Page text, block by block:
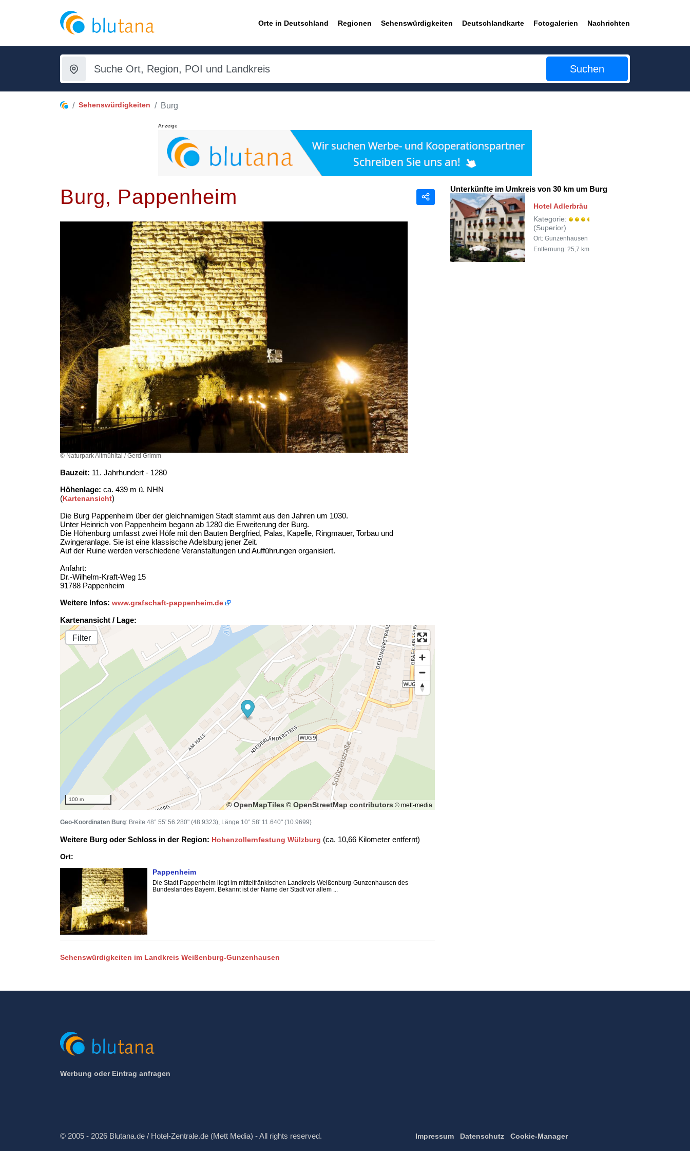
Orte in Deutschland Regionen Sehenswürdigkeiten Deutschlandkarte Fotogalerien Nachrichten
Suchen
Sehenswürdigkeiten Burg
Anzeige
Burg, Pappenheim Teilen
© Naturpark Altmühltal / Gerd Grimm
Bauzeit: 11. Jahrhundert - 1280
Höhenlage: ca. 439 m ü. NHN
(Kartenansicht)
Die Burg Pappenheim über der gleichnamigen Stadt stammt aus den Jahren um 1030.
Unter Heinrich von Pappenheim begann ab 1280 die Erweiterung der Burg.
Die Höhenburg umfasst zwei Höfe mit den Bauten Bergfried, Palas, Kapelle, Ringmauer, Torbau und
Zwingeranlage. Sie ist eine klassische Adelsburg jener Zeit.
Auf der Ruine werden verschiedene Veranstaltungen und Aufführungen organisiert.
Anfahrt:
Dr.-Wilhelm-Kraft-Weg 15
91788 Pappenheim
Weitere Infos: www.grafschaft-pappenheim.de
Kartenansicht / Lage:
Filter
100 m
© OpenMapTiles © OpenStreetMap contributors © mett-media
Geo-Koordinaten Burg: Breite 48° 55' 56.280" (48.9323), Länge 10° 58' 11.640" (10.9699)
Weitere Burg oder Schloss in der Region: Hohenzollernfestung Wülzburg (ca. 10,66 Kilometer entfernt)
Ort:
Pappenheim
Die Stadt Pappenheim liegt im mittelfränkischen Landkreis Weißenburg-Gunzenhausen des
Bundeslandes Bayern. Bekannt ist der Name der Stadt vor allem ...
Sehenswürdigkeiten im Landkreis Weißenburg-Gunzenhausen
Unterkünfte im Umkreis von 30 km um Burg
Hotel Adlerbräu
Kategorie:
(Superior)
Ort: Gunzenhausen
Entfernung: 25,7 km
Werbung oder Eintrag anfragen
© 2005 - 2026 Blutana.de / Hotel-Zentrale.de (Mett Media) - All rights reserved. Impressum Datenschutz Cookie-Manager